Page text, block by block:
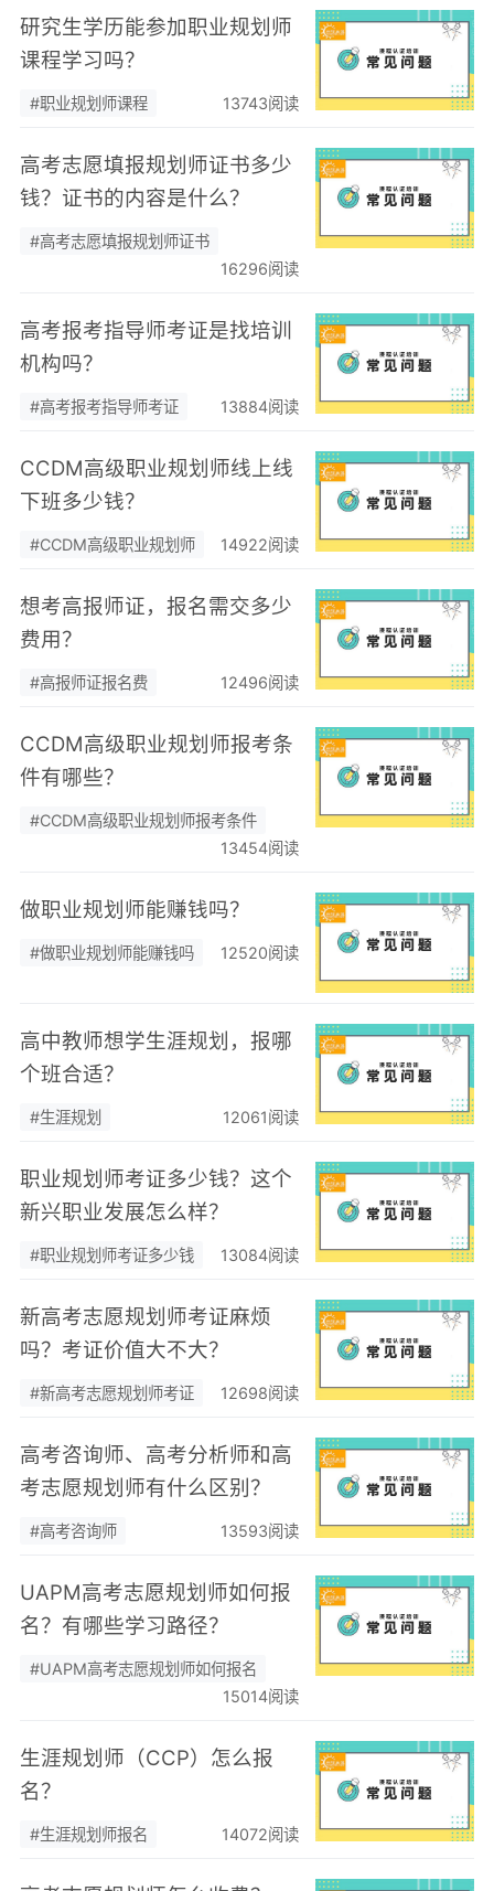
研究生学历能参加职业规划师
课程学习吗？
#职业规划师课程 13743阅读
高考志愿填报规划师证书多少
钱？证书的内容是什么？
#高考志愿填报规划师证书
16296阅读
高考报考指导师考证是找培训
机构吗？
#高考报考指导师考证 13884阅读
CCDM高级职业规划师线上线
下班多少钱？
#CCDM高级职业规划师 14922阅读
想考高报师证，报名需交多少
费用？
#高报师证报名费 12496阅读
CCDM高级职业规划师报考条
件有哪些？
#CCDM高级职业规划师报考条件
13454阅读
做职业规划师能赚钱吗？
#做职业规划师能赚钱吗 12520阅读
高中教师想学生涯规划，报哪
个班合适？
#生涯规划 12061阅读
职业规划师考证多少钱？这个
新兴职业发展怎么样？
#职业规划师考证多少钱 13084阅读
新高考志愿规划师考证麻烦
吗？考证价值大不大？
#新高考志愿规划师考证 12698阅读
高考咨询师、高考分析师和高
考志愿规划师有什么区别？
#高考咨询师 13593阅读
UAPM高考志愿规划师如何报
名？有哪些学习路径？
#UAPM高考志愿规划师如何报名
15014阅读
生涯规划师（CCP）怎么报
名？
#生涯规划师报名 14072阅读